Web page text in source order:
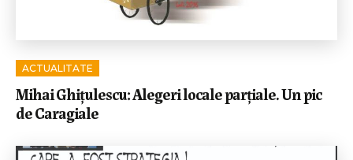
ACTUALITATE
Mihai Ghițulescu: Alegeri locale parțiale. Un pic
de Caragiale